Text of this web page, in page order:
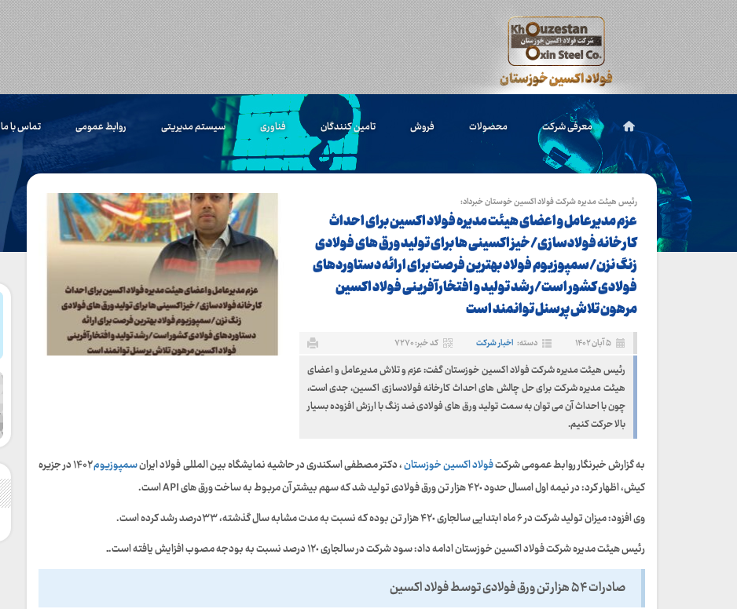
معرفی شرکت محصولات فروش تامین کنندگان فناوری سیستم مدیریتی روابط عمومی تماس با ما
رئیس هیئت مدیره شرکت فولاد اکسین خوستان خبرداد:
عزم مدیرعامل و اعضای هیئت مدیره فولاد اکسین برای احداث
کارخانه فولادسازی/خیز اکسینی ها برای تولید ورق های فولادی
زنگ نزن/سمپوزیوم فولاد بهترین فرصت برای ارائه دستاوردهای
فولادی کشور است/رشد تولید و افتخارآفرینی فولاد اکسین
مرهون تلاش پرسنل توانمند است
۵ آبان ۱۴۰۲ دسته: اخبار شرکت کد خبر: ۷۲۷۰
رئیس هیئت مدیره شرکت فولاد اکسین خوزستان گفت: عزم و تلاش مدیرعامل و اعضای
هیئت مدیره شرکت برای حل چالش های احداث کارخانه فولادسازی اکسین، جدی است،
چون با احداث آن می توان به سمت تولید ورق های فولادی ضد زنگ با ارزش افزوده بسیار
بالا حرکت کنیم.
به گزارش خبرنگار روابط عمومی شرکتفولاد اکسین خوزستان، دکتر مصطفی اسکندری در حاشیه نمایشگاه بین المللی فولاد ایرانسمپوزیوم
۱۴۰۲ در جزیره
کیش، اظهار کرد: در نیمه اول امسال حدود ۴۲٠ هزار تن ورق فولادی تولید شد که سهم بیشتر آن مربوط به ساخت ورق های API است.
وی افزود: میزان تولید شرکت در ۶ ماه ابتدایی سالجاری ۴۲٠ هزار تن بوده که نسبت به مدت مشابه سال گذشته، ۳۳درصد رشد کرده است.
رئیس هیئت مدیره شرکت فولاد اکسین خوزستان ادامه داد: سود شرکت در سالجاری ۱۲٠ درصد نسبت به بودجه مصوب افزایش یافته است.ـ
صادرات ۵۴ هزار تن ورق فولادی توسط فولاد اکسین